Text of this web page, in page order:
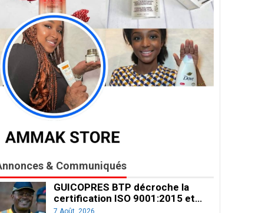
& Communiqués
GUICOPRES BTP décroche la
certification ISO 9001:2015 et…